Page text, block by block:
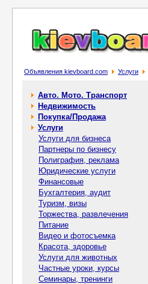
Объявления kievboard.com Услуги
Авто. Мото. Транспорт
Недвижимость
Покупка/Продажа
Услуги
Услуги для бизнеса
Партнеры по бизнесу
Полиграфия, реклама
Юридические услуги
Финансовые
Бухгалтерия, аудит
Туризм, визы
Торжества, развлечения
Питание
Видео и фотосъемка
Красота, здоровье
Услуги для животных
Частные уроки, курсы
Семинары, тренинги